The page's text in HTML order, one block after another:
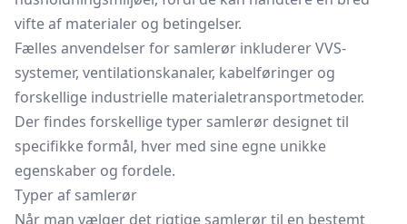
vifte af materialer og betingelser.
Fælles anvendelser for samlerør inkluderer VVS-
systemer, ventilationskanaler, kabelføringer og
forskellige industrielle materialetransportmetoder.
Der findes forskellige typer samlerør designet til
specifikke formål, hver med sine egne unikke
egenskaber og fordele.
Typer af samlerør
Når man vælger det rigtige samlerør til en bestemt